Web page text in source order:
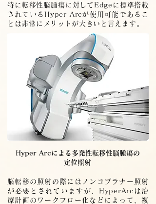
特に転移性脳腫瘍に対してEdgeに標準搭載
されているHyper Arcが使用可能であるこ
とは非常にメリットが大きいと言えます。
Hyper Arcによる多発性転移性脳腫瘍の
定位照射
脳転移の照射の際にはノンコプラナー照射
が必要とされていますが、HyperArcは治
療計画のワークフロー化などによって、複